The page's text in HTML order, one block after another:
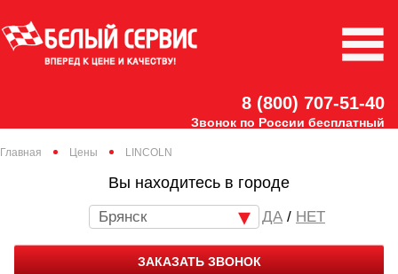
8 (800) 707-51-40
Звонок по России бесплатный
Главная Цены LINCOLN
Вы находитесь в городе
Брянск / НЕТ
ЗАКАЗАТЬ ЗВОНОК